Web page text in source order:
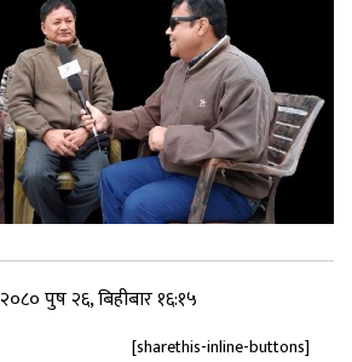
२०८० पुष २६, बिहीबार १६:१५
[sharethis-inline-buttons]